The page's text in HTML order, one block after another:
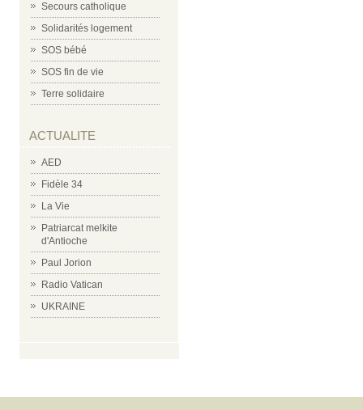
Secours catholique
Solidarités logement
SOS bébé
SOS fin de vie
Terre solidaire
ACTUALITE
AED
Fidèle 34
La Vie
Patriarcat melkite
d'Antioche
Paul Jorion
Radio Vatican
UKRAINE